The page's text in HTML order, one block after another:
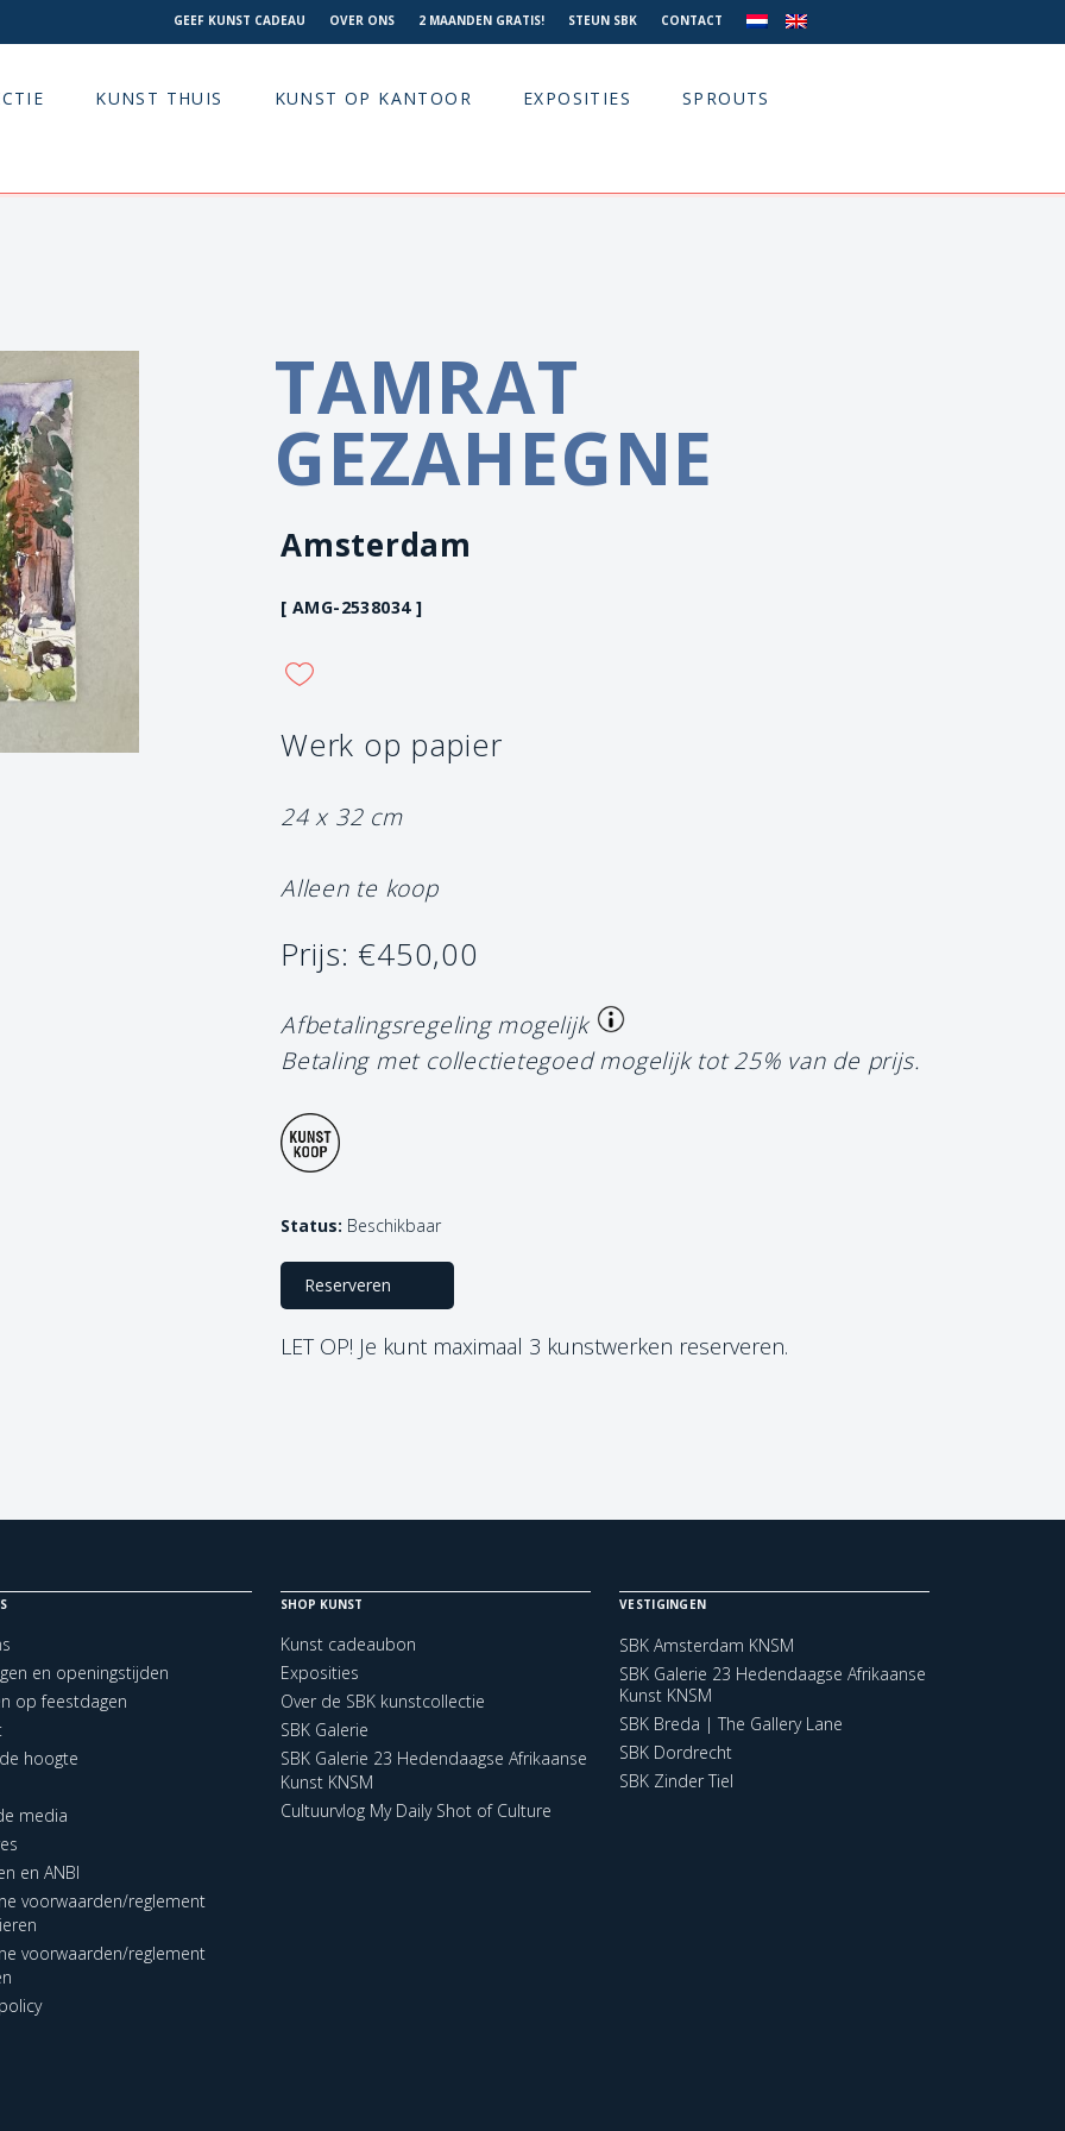
GEEF KUNST CADEAU OVER ONS 2 MAANDEN GRATIS! STEUN SBK CONTACT
KUNST THUIS KUNST OP KANTOOR EXPOSITIES SPROUTS
TAMRAT
GEZAHEGNE
Amsterdam
[ AMG-2538034 ]
Werk op papier
24 x 32 cm
Alleen te koop
Prijs: €450,00
Afbetalingsregeling mogelijk
Betaling met collectietegoed mogelijk tot 25% van de prijs.
Status: Beschikbaar
Reserveren
LET OP! Je kunt maximaal 3 kunstwerken reserveren.
en openingstijden
op feestdagen
hoogte
media
en ANBI
voorwaarden/reglement
voorwaarden/reglement
SHOP KUNST
Kunst cadeaubon
Exposities
Over de SBK kunstcollectie
SBK Galerie
SBK Galerie 23 Hedendaagse Afrikaanse
Kunst KNSM
Cultuurvlog My Daily Shot of Culture
VESTIGINGEN
SBK Amsterdam KNSM
SBK Galerie 23 Hedendaagse Afrikaanse
Kunst KNSM
SBK Breda | The Gallery Lane
SBK Dordrecht
SBK Zinder Tiel